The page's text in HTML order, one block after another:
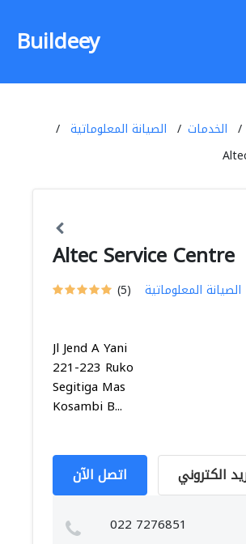
Buildeey
الخدمات
الصيانة المعلوماتية
Altec Service Centre
(5) الصيانة المعلوماتية
Jl Jend A Yani
221-223 Ruko
Segitiga Mas
Kosambi B...
اتصل الآن الكتروني
022 7276851